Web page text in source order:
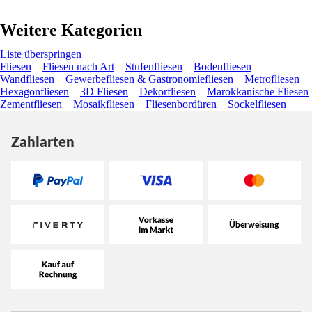
Weitere Kategorien
Liste überspringen
Fliesen
Fliesen nach Art Stufenfliesen
Bodenfliesen
Wandfliesen
Gewerbefliesen & Gastronomiefliesen
Metrofliesen
Hexagonfliesen
3D Fliesen Dekorfliesen
Marokkanische Fliesen
Zementfliesen
Mosaikfliesen Fliesenbordüren Sockelfliesen
Zahlarten